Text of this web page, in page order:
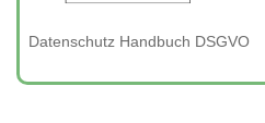
Datenschutz Handbuch DSGVO